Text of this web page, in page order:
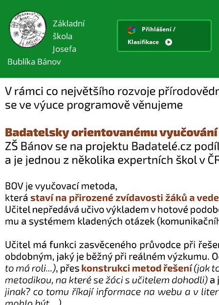
Základní
škola
Josefa
Bublíka Bánov
Přihlášení /
Klasifikace